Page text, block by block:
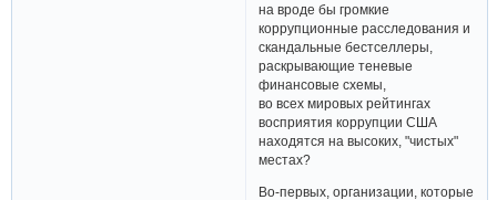
на вроде бы громкие
коррупционные расследования и
скандальные бестселлеры,
раскрывающие теневые
финансовые схемы,
во всех мировых рейтингах
восприятия коррупции США
находятся на высоких, "чистых"
местах?
Во-первых, организации, которые